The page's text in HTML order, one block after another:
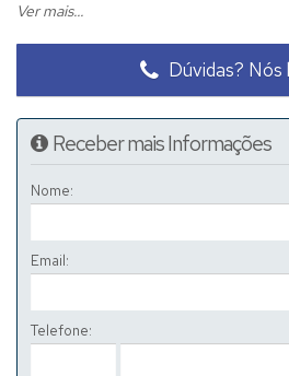
Ver mais...
Dúvidas? Nós
Receber mais Informações
Nome:
Email:
Telefone: